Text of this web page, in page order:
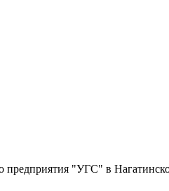
"УГС" в